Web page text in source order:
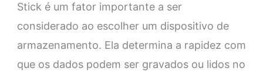
Stick é um fator importante a ser
considerado ao escolher um dispositivo de
armazenamento. Ela determina a rapidez com
que os dados podem ser gravados ou lidos no